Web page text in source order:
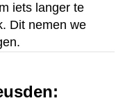
iets langer te
Dit nemen we